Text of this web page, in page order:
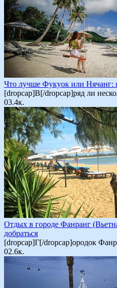
Что лучше Фукуок или Нячанг:
[dropcap]В[/dropcap]ряд ли
03.4к.
Отдых в городе Фанранг
добраться
[dropcap]Г[/dropcap]ородок
02.6к.